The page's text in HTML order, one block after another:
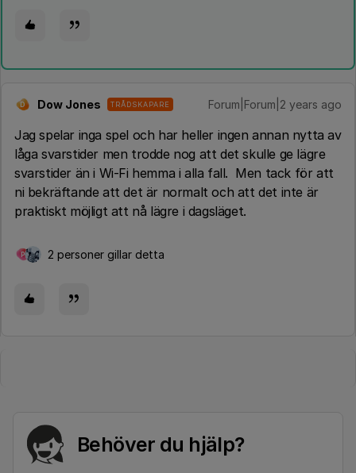
D Dow Jones TRÅDSKAPARE Forum|Forum|2 years ago
Jag spelar inga spel och har heller ingen annan nytta av
låga svarstider men trodde nog att det skulle ge lägre
svarstider än i Wi-Fi hemma i alla fall. Men tack för att
ni bekräftande att det är normalt och att det inte är
praktiskt möjligt att nå lägre i dagsläget.
P 2 personer gillar detta
Behöver du hjälp?